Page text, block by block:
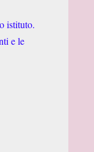
istituto.
e le